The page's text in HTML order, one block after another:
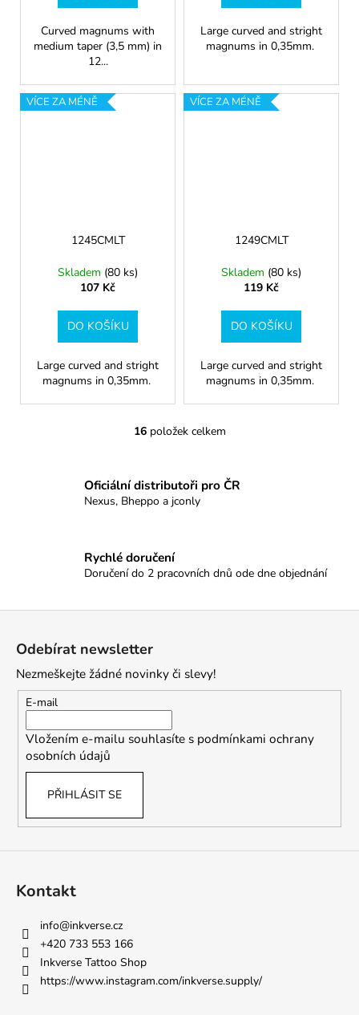
Curved magnums with
medium taper (3,5 mm) in
12...
Large curved and stright
magnums in 0,35mm.
VÍCE ZA MÉNĚ
1245CMLT
Skladem (80 ks)
107 Kč
DO KOŠÍKU
Large curved and stright
magnums in 0,35mm.
VÍCE ZA MÉNĚ
1249CMLT
Skladem (80 ks)
119 Kč
DO KOŠÍKU
Large curved and stright
magnums in 0,35mm.
O
á
d
p
v
v
ý
s
16položek celkem
Oficiální distributoři pro ČR
Nexus, Bheppo a jconly
Rychlé doručení
Doručení do 2 pracovních dnů ode dne objednání
Odebírat newsletter
Nezmeškejte žádné novinky či slevy!
E-mail
Vložením e-mailu souhlasíte s podmínkami ochrany
osobních údajů
PŘIHLÁSIT SE
Kontakt
info@inkverse.cz
+420 733 553 166
Inkverse Tattoo Shop
https://www.instagram.com/inkverse.supply/